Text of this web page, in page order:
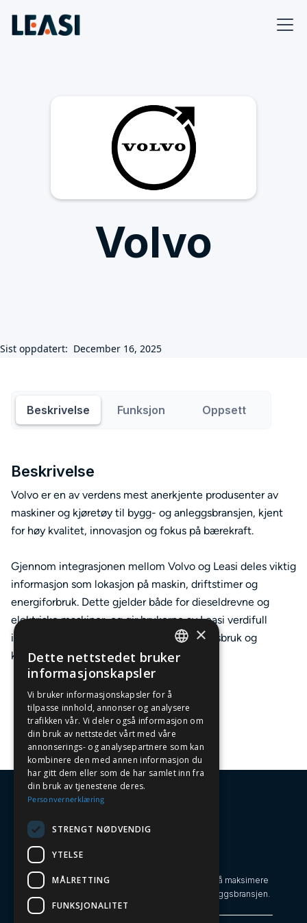
Volvo
Sist oppdatert: December 16, 2025
Beskrivelse Funksjon Oppsett
Beskrivelse
Volvo er en av verdens mest anerkjente produsenter av
maskiner og kjøretøy til bygg- og anleggsbransjen, kjent
for høy kvalitet, innovasjon og fokus på bærekraft.
Gjennom integrasjonen mellom Volvo og Leasi deles viktig
informasjon som lokasjon på maskin, driftstimer og
energiforbruk. Dette gjelder både for dieseldrevne og
elektriske maskiner, og gir brukerne av Leasi verdifull
innsikt i maskinparkens effektivitet, ressursbruk og
klimaavtrykk.
Oversiktlig Maskinhåndtering
Leasi gjør maskinparken til en strategisk fordel ved å maksimere
effektivitet, utnyttelse og bærekraft i bygg- og anleggsbransjen.
NORWEGIAN
ENGLISH
×
Dette nettstedet bruker
informasjonskapsler
Vi bruker informasjonskapsler for å
tilpasse innhold, annonser og analysere
trafikken vår. Vi deler også informasjon om
din bruk av nettstedet vårt med våre
annonserings- og analysepartnere som kan
kombinere den med annen informasjon du
har gitt dem eller som de har samlet inn fra
din bruk av tjenestene deres.
Personvernerklæring
STRENGT NØDVENDIG
YTELSE
MÅLRETTING
FUNKSJONALITET